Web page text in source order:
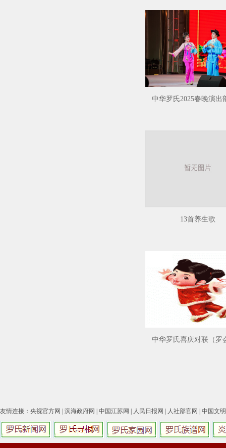
中华罗氏2025春晚演
13首养生歌
中华罗氏喜庆对联（
友情连接： 央视官方网 滨海政府网 中国江苏网 人民日报网 人社部官网 中国文